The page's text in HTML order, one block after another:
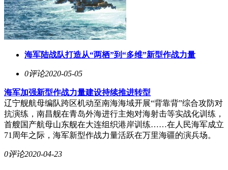
海军陆战队打造从“两栖”到“多维”新型作战力量
0评论2020-05-05
海军加强新型作战力量建设持续推进转型
辽宁舰航母编队跨区机动至南海海域开展“背靠背”综合攻防对
抗演练，南昌舰在青岛外海进行主炮对海射击等实战化训练，
首艘国产航母山东舰在大连组织港岸训练……在人民海军成立
71周年之际，海军新型作战力量活跃在万里海疆的演兵场。
0评论2020-04-23